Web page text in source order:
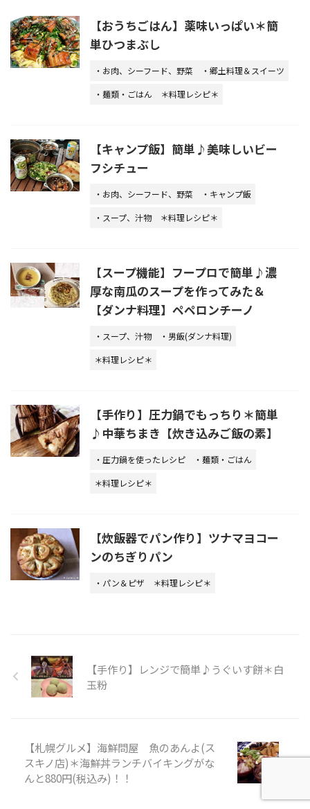
【おうちごはん】薬味いっぱい＊簡
単ひつまぶし
・お肉、シーフード、野菜
・郷土料理＆スイーツ
・麺類・ごはん
＊料理レシピ＊
【キャンプ飯】簡単♪美味しいビー
フシチュー
・お肉、シーフード、野菜
・キャンプ飯
・スープ、汁物
＊料理レシピ＊
【スープ機能】フープロで簡単♪濃
厚な南瓜のスープを作ってみた＆
【ダンナ料理】ペペロンチーノ
・スープ、汁物
・男飯(ダンナ料理)
＊料理レシピ＊
【手作り】圧力鍋でもっちり＊簡単
♪中華ちまき【炊き込みご飯の素】
・圧力鍋を使ったレシピ
・麺類・ごはん
＊料理レシピ＊
【炊飯器でパン作り】ツナマヨコー
ンのちぎりパン
・パン＆ピザ ＊料理レシピ＊
【手作り】レンジで簡単♪うぐいす餅＊白
玉粉
【札幌グルメ】海鮮問屋 魚のあんよ(ス
スキノ店)＊海鮮丼ランチバイキングがな
んと880円(税込み)！！